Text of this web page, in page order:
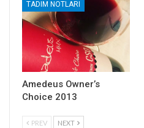
TADIM NOTLARI
Amedeus Owner’s
Choice 2013
PREV NEXT